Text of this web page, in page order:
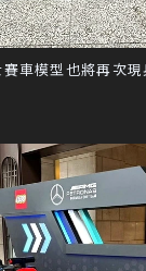
車模型也將再次